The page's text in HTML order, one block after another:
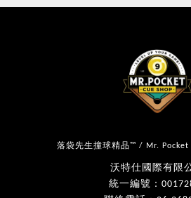
落袋先生撞球精品™ / Mr. Pocket
沃特仕國際有限
統一編號：